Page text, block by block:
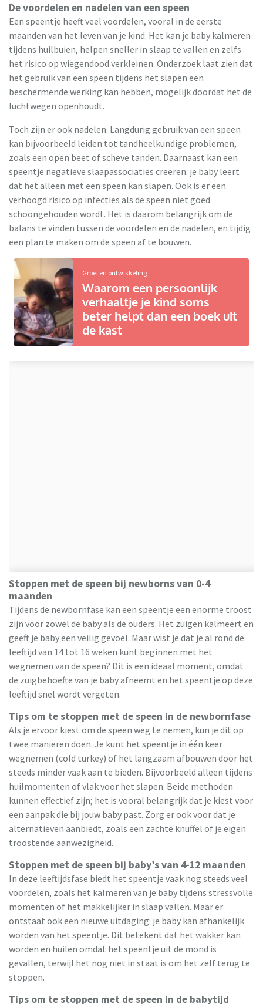
De voordelen en nadelen van een speen
Een speentje heeft veel voordelen, vooral in de eerste
maanden van het leven van je kind. Het kan je baby kalmeren
tijdens huilbuien, helpen sneller in slaap te vallen en zelfs
het risico op wiegendood verkleinen. Onderzoek laat zien dat
het gebruik van een speen tijdens het slapen een
beschermende werking kan hebben, mogelijk doordat het de
luchtwegen openhoudt.
Toch zijn er ook nadelen. Langdurig gebruik van een speen
kan bijvoorbeeld leiden tot tandheelkundige problemen,
zoals een open beet of scheve tanden. Daarnaast kan een
speentje negatieve slaapassociaties creëren: je baby leert
dat het alleen met een speen kan slapen. Ook is er een
verhoogd risico op infecties als de speen niet goed
schoongehouden wordt. Het is daarom belangrijk om de
balans te vinden tussen de voordelen en de nadelen, en tijdig
een plan te maken om de speen af te bouwen.
Groei en ontwikkeling
Waarom een persoonlijk
verhaaltje je kind soms
beter helpt dan een boek uit
de kast
Stoppen met de speen bij newborns van 0-4
maanden
Tijdens de newbornfase kan een speentje een enorme troost
zijn voor zowel de baby als de ouders. Het zuigen kalmeert en
geeft je baby een veilig gevoel. Maar wist je dat je al rond de
leeftijd van 14 tot 16 weken kunt beginnen met het
wegnemen van de speen? Dit is een ideaal moment, omdat
de zuigbehoefte van je baby afneemt en het speentje op deze
leeftijd snel wordt vergeten.
Tips om te stoppen met de speen in de newbornfase
Als je ervoor kiest om de speen weg te nemen, kun je dit op
twee manieren doen. Je kunt het speentje in één keer
wegnemen (cold turkey) of het langzaam afbouwen door het
steeds minder vaak aan te bieden. Bijvoorbeeld alleen tijdens
huilmomenten of vlak voor het slapen. Beide methoden
kunnen effectief zijn; het is vooral belangrijk dat je kiest voor
een aanpak die bij jouw baby past. Zorg er ook voor dat je
alternatieven aanbiedt, zoals een zachte knuffel of je eigen
troostende aanwezigheid.
Stoppen met de speen bij baby’s van 4-12 maanden
In deze leeftijdsfase biedt het speentje vaak nog steeds veel
voordelen, zoals het kalmeren van je baby tijdens stressvolle
momenten of het makkelijker in slaap vallen. Maar er
ontstaat ook een nieuwe uitdaging: je baby kan afhankelijk
worden van het speentje. Dit betekent dat het wakker kan
worden en huilen omdat het speentje uit de mond is
gevallen, terwijl het nog niet in staat is om het zelf terug te
stoppen.
Tips om te stoppen met de speen in de babytijd